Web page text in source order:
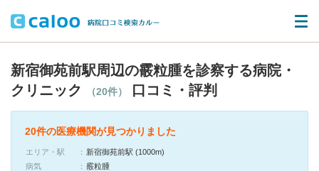
新宿御苑前駅周辺の霰粒腫を診察する病院・
クリニック
（20件） 口コミ・評判
20件の医療機関が見つかりました
エリア・駅
新宿御苑前駅 (1000m)
病気
霰粒腫